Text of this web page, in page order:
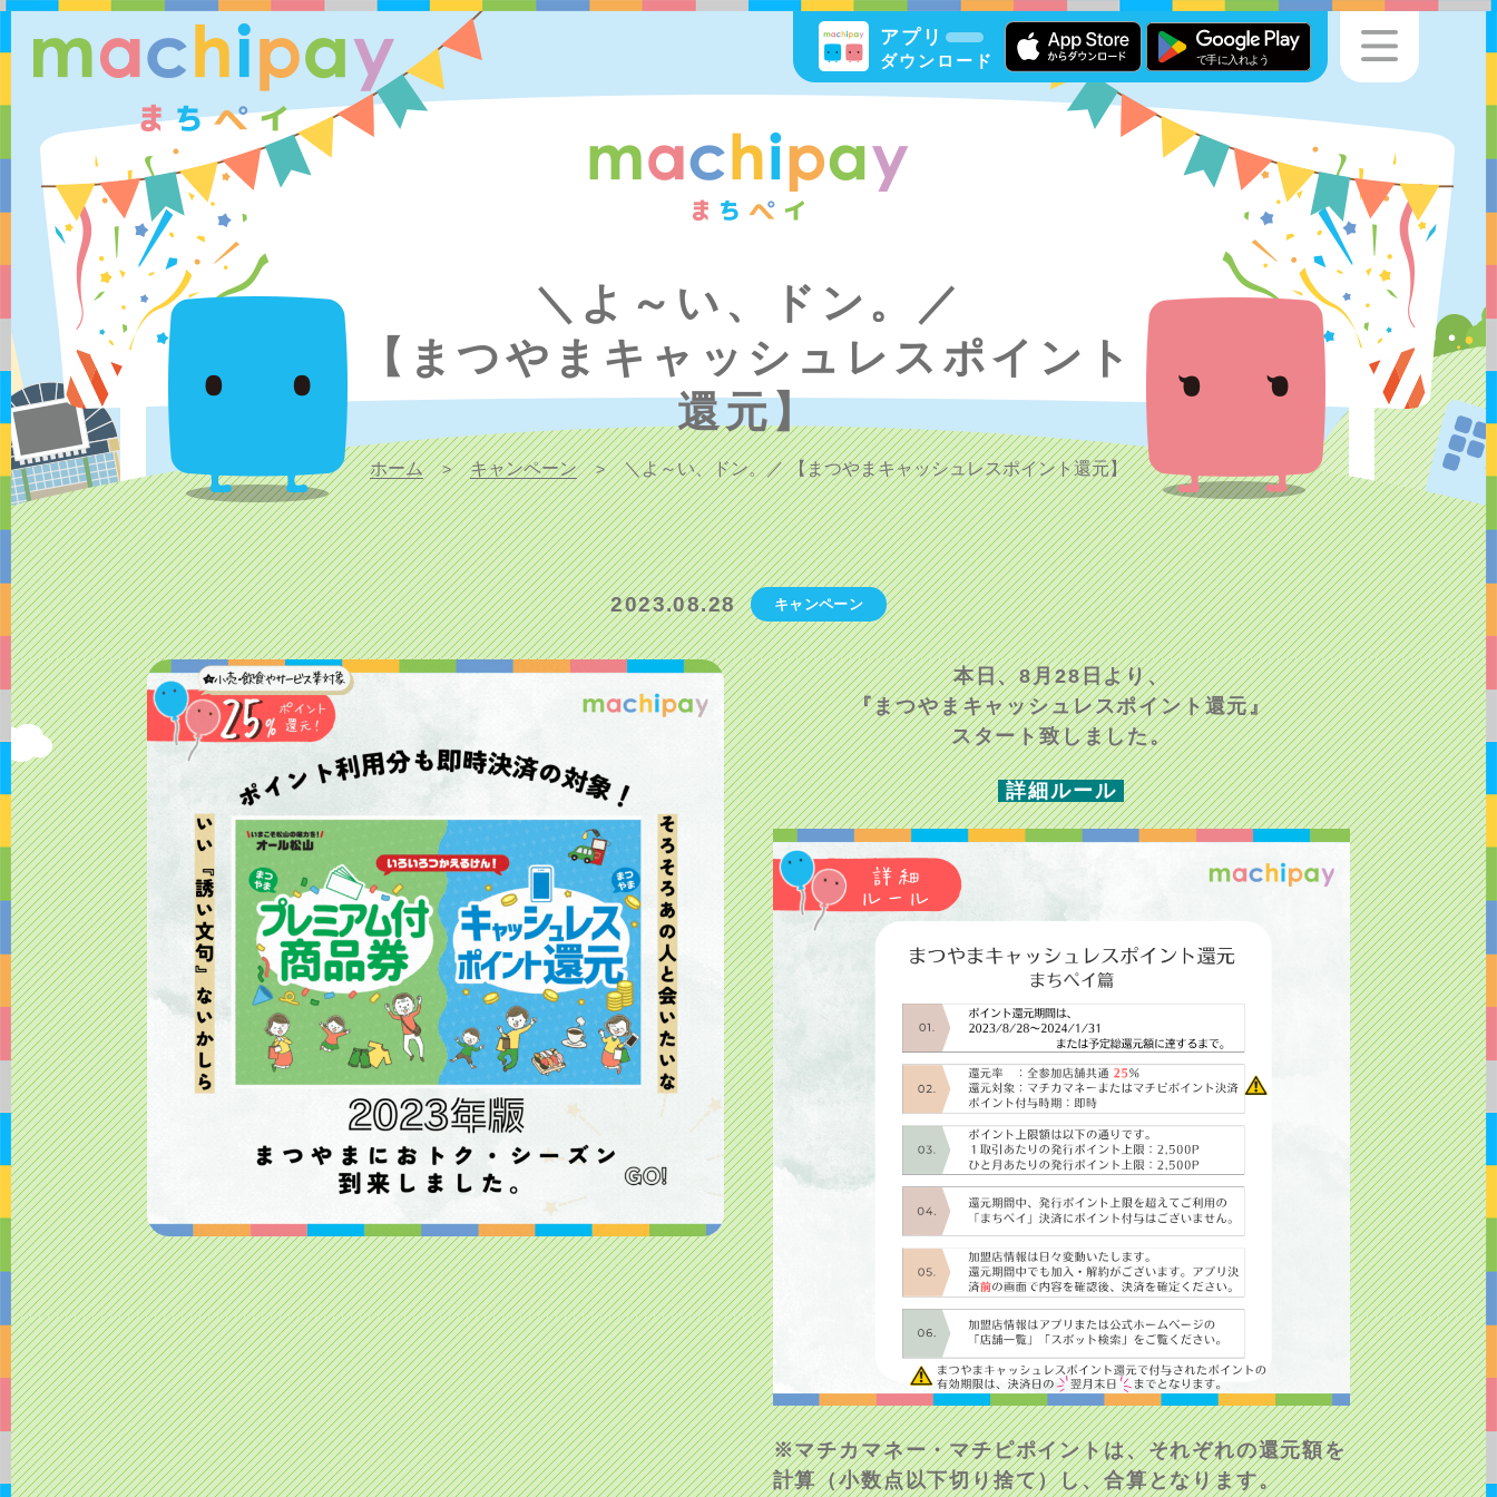
アプリ
ダウンロード
＼よ～い、ドン。／
【まつやまキャッシュレスポイント
還元】
ホーム > キャンペーン > ＼よ～い、ドン。／ 【まつやまキャッシュレスポイント還元】
2023.08.28 キャンペーン
本日、8月28日より、
『まつやまキャッシュレスポイント還元』
スタート致しました。
詳細ルール
※マチカマネー・マチピポイントは、それぞれの還元額を
計算（小数点以下切り捨て）し、合算となります。